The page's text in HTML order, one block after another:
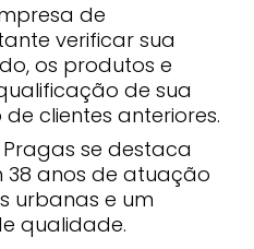
de
verificar sua
os produtos e
de sua
clientes anteriores.
Pragas se destaca
38 anos de atuação
urbanas e um
qualidade.